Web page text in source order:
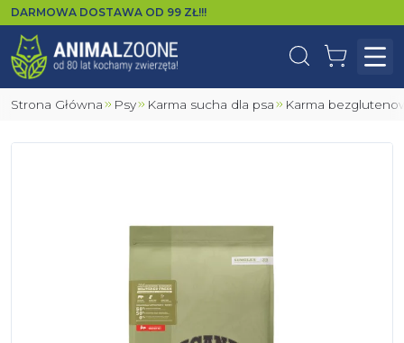
DARMOWA DOSTAWA OD 99 ZŁ!!!
WyszukajKoszyk
Strona Główna Psy Karma sucha dla psa Karma